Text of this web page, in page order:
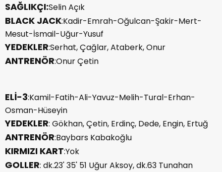
SAĞLIKÇI:Selin Açık
BLACK JACK:Kadir-Emrah-Oğulcan-Şakir-Mert-
Mesut-İsmail-Uğur-Yusuf
YEDEKLER:Serhat, Çağlar, Ataberk, Onur
ANTRENÖR:Onur Çetin
ELİ-3:Kamil-Fatih-Ali-Yavuz-Melih-Tural-Erhan-
Osman-Hüseyin
YEDEKLER: Gökhan, Çetin, Erdinç, Dede, Engin, Ertuğ
ANTRENÖR:Baybars Kabakoğlu
KIRMIZI KART:Yok
GOLLER: dk.23' 35' 51 Uğur Aksoy, dk.63 Tunahan